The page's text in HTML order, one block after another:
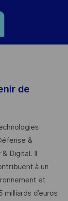
de
&
Digital. Il
à un
et
d’euros